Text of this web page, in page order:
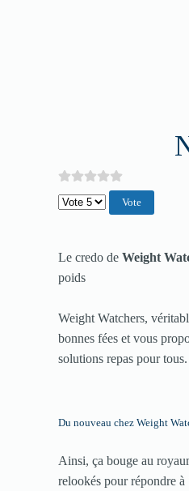
Veuillez voter
Le credo de Weight
poids
Weight Watchers,
bonnes fées et vous
solutions repas pour tous.
Du nouveau chez Weight
Ainsi, ça bouge au
relookés pour répondre à